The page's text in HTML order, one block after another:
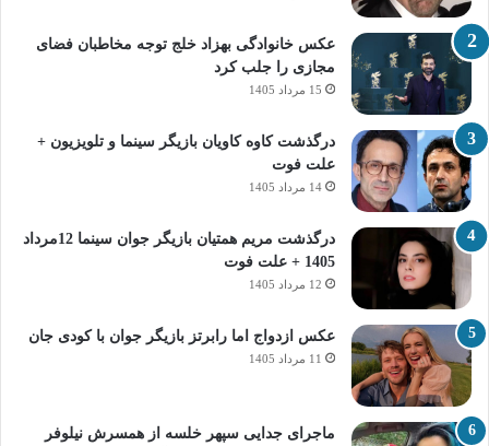
عکس خانوادگی بهزاد خلج توجه مخاطبان فضای
مجازی را جلب کرد
15 مرداد 1405
درگذشت کاوه کاویان بازیگر سینما و تلویزیون +
علت فوت
14 مرداد 1405
درگذشت مریم همتیان بازیگر جوان سینما 12مرداد
1405 + علت فوت
12 مرداد 1405
عکس ازدواج اما رابرتز بازیگر جوان با کودی جان
11 مرداد 1405
ماجرای جدایی سپهر خلسه از همسرش نیلوفر